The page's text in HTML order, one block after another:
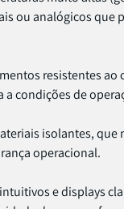
ou analógicos que
resistentes
condições de
isolantes,
operacional.
e displays